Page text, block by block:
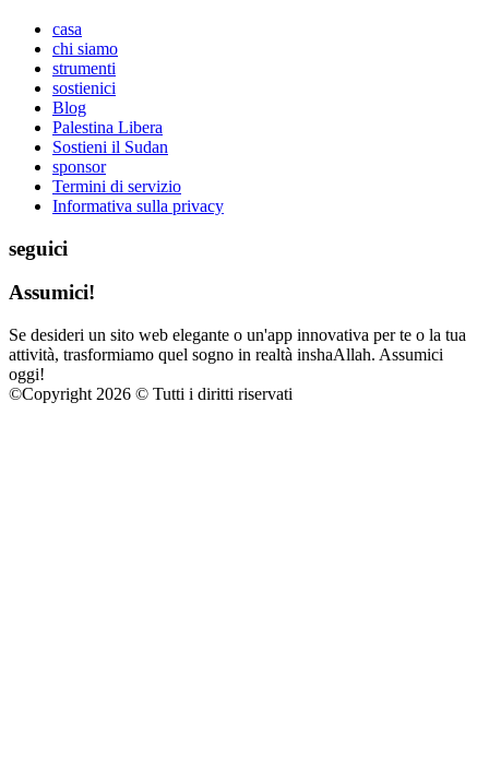
casa
chi siamo
strumenti
sostienici
Blog
Palestina Libera
Sostieni il Sudan
sponsor
Termini di servizio
Informativa sulla privacy
seguici
Assumici!
Se desideri un sito web elegante o un'app innovativa per te o la tua
attività, trasformiamo quel sogno in realtà inshaAllah. Assumici
oggi!
©Copyright 2026 © Tutti i diritti riservati